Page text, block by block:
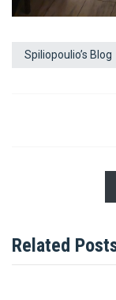
Spiliopoulio’s Blog
Related